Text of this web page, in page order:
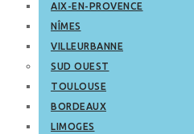
AIX-EN-PROVENCE
NÎMES
VILLEURBANNE
SUD OUEST
TOULOUSE
BORDEAUX
LIMOGES